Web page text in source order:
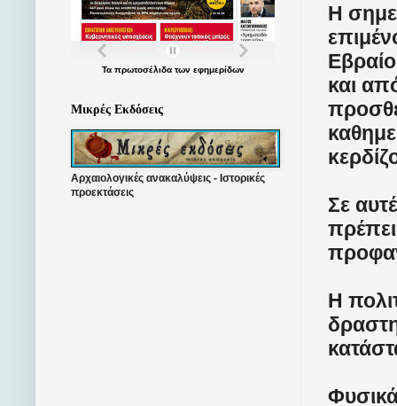
Η
και
Σε
Η
Τα πρωτοσέλιδατων εφημερίδων
Μικρές Εκδόσεις
Αρχαιολογικές ανακαλύψεις - Ιστορικές
προεκτάσεις